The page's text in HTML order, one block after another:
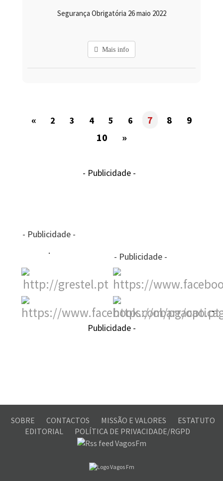
Segurança Obrigatória 26 maio 2022
Mais info
« 2 3 4 5 6 7 8
9
10
»
- Publicidade -
- Publicidade -
- Publicidade -
-
Publicidade -
SOBRE CONTACTOS MISSÃO E VALORES
ESTATUTO
EDITORIAL
POLÍTICA DE PRIVACIDADE/RGPD